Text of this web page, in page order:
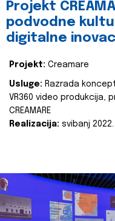
Projekt
podvodne
digitalne
Projekt: Creamare
Usluge: Razrada
VR360 video produkcija,
CREAMARE
Realizacija: svibanj